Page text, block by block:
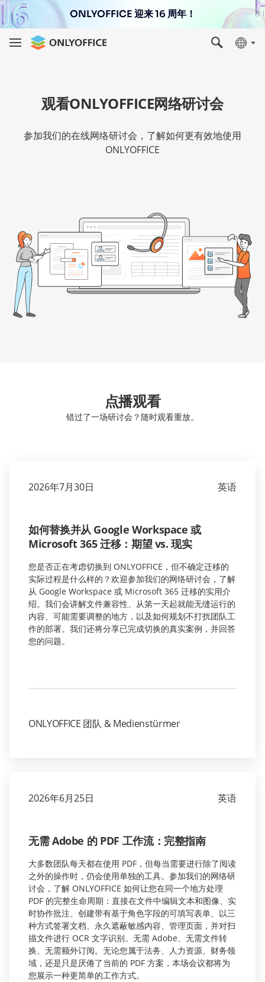
ONLYOFFICE 迎来 16 周年！
观看ONLYOFFICE网络研讨会
参加我们的在线网络研讨会，了解如何更有效地使用
ONLYOFFICE
点播观看
错过了一场研讨会？随时观看重放。
2026年7月30日 英语
如何替换并从 Google Workspace 或
Microsoft 365 迁移：期望 vs. 现实
您是否正在考虑切换到 ONLYOFFICE，但不确定迁移的
实际过程是什么样的？欢迎参加我们的网络研讨会，了解
从 Google Workspace 或 Microsoft 365 迁移的实用介
绍。我们会讲解文件兼容性、从第一天起就能无缝运行的
内容、可能需要调整的地方，以及如何规划不打扰团队工
作的部署。我们还将分享已完成切换的真实案例，并回答
您的问题。
ONLYOFFICE 团队 & Medienstürmer
2026年6月25日 英语
无需 Adobe 的 PDF 工作流：完整指南
大多数团队每天都在使用 PDF，但每当需要进行除了阅读
之外的操作时，仍会使用单独的工具。参加我们的网络研
讨会，了解 ONLYOFFICE 如何让您在同一个地方处理
PDF 的完整生命周期：直接在文件中编辑文本和图像、实
时协作批注、创建带有基于角色字段的可填写表单、以三
种方式签署文档、永久遮蔽敏感内容、管理页面，并对扫
描文件进行 OCR 文字识别。无需 Adobe、无需文件转
换、无需额外订阅。无论您属于法务、人力资源、财务领
域，还是只是厌倦了当前的 PDF 方案，本场会议都将为
您展示一种更简单的工作方式。